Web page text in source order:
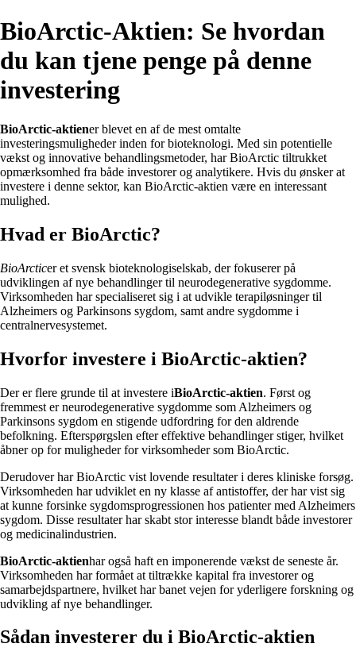
BioArctic-Aktien: Se hvordan
du kan tjene penge på denne
investering
BioArctic-aktiener blevet en af de mest omtalte
investeringsmuligheder inden for bioteknologi. Med sin potentielle
vækst og innovative behandlingsmetoder, har BioArctic tiltrukket
opmærksomhed fra både investorer og analytikere. Hvis du ønsker at
investere i denne sektor, kan BioArctic-aktien være en interessant
mulighed.
Hvad er BioArctic?
BioArcticer et svensk bioteknologiselskab, der fokuserer på
udviklingen af nye behandlinger til neurodegenerative sygdomme.
Virksomheden har specialiseret sig i at udvikle terapiløsninger til
Alzheimers og Parkinsons sygdom, samt andre sygdomme i
centralnervesystemet.
Hvorfor investere i BioArctic-aktien?
Der er flere grunde til at investere iBioArctic-aktien. Først og
fremmest er neurodegenerative sygdomme som Alzheimers og
Parkinsons sygdom en stigende udfordring for den aldrende
befolkning. Efterspørgslen efter effektive behandlinger stiger, hvilket
åbner op for muligheder for virksomheder som BioArctic.
Derudover har BioArctic vist lovende resultater i deres kliniske forsøg.
Virksomheden har udviklet en ny klasse af antistoffer, der har vist sig
at kunne forsinke sygdomsprogressionen hos patienter med Alzheimers
sygdom. Disse resultater har skabt stor interesse blandt både investorer
og medicinalindustrien.
BioArctic-aktienhar også haft en imponerende vækst de seneste år.
Virksomheden har formået at tiltrække kapital fra investorer og
samarbejdspartnere, hvilket har banet vejen for yderligere forskning og
udvikling af nye behandlinger.
Sådan investerer du i BioArctic-aktien